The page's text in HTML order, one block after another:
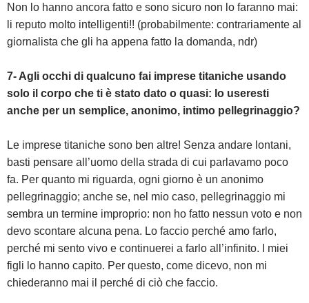
Non lo hanno ancora fatto e sono sicuro non lo faranno mai:
li reputo molto intelligenti!! (probabilmente: contrariamente al
giornalista che gli ha appena fatto la domanda, ndr)
7- Agli occhi di qualcuno fai imprese titaniche usando
solo il corpo che ti è stato dato o quasi: lo useresti
anche per un semplice, anonimo, intimo pellegrinaggio?
Le imprese titaniche sono ben altre! Senza andare lontani,
basti pensare all’uomo della strada di cui parlavamo poco
fa. Per quanto mi riguarda, ogni giorno è un anonimo
pellegrinaggio; anche se, nel mio caso, pellegrinaggio mi
sembra un termine improprio: non ho fatto nessun voto e non
devo scontare alcuna pena. Lo faccio perché amo farlo,
perché mi sento vivo e continuerei a farlo all’infinito. I miei
figli lo hanno capito. Per questo, come dicevo, non mi
chiederanno mai il perché di ciò che faccio.